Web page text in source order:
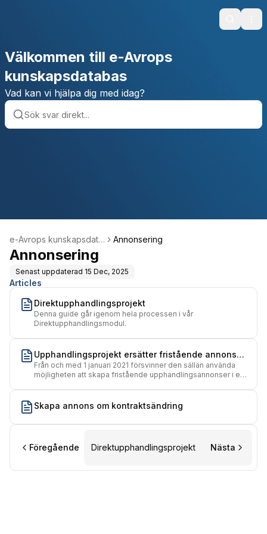
Search
Välkommen till e-Avrops
kunskapsdatabas
Vad kan vi hjälpa dig med idag?
e-Avrops kunskapsdata
bas
Annonsering
Annonsering
Senast uppdaterad 15 Dec, 2025
Articles
Direktupphandlingsprojekt
Denna guide går igenom hela processen i vår
Direktupphandlingsmodul.
Upphandlingsprojekt ersätter fristående annons
(Ny annons)
Från och med 1 januari 2021 försvinner den sällan använda
möjligheten att skapa fristående upphandlingsannonser i e-
Skapa annons om kontraktsändring
Föregående Direktupphandlingsprojekt Nästa